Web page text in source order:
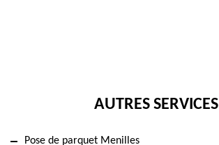
AUTRES SERVICES
Pose de parquet Menilles